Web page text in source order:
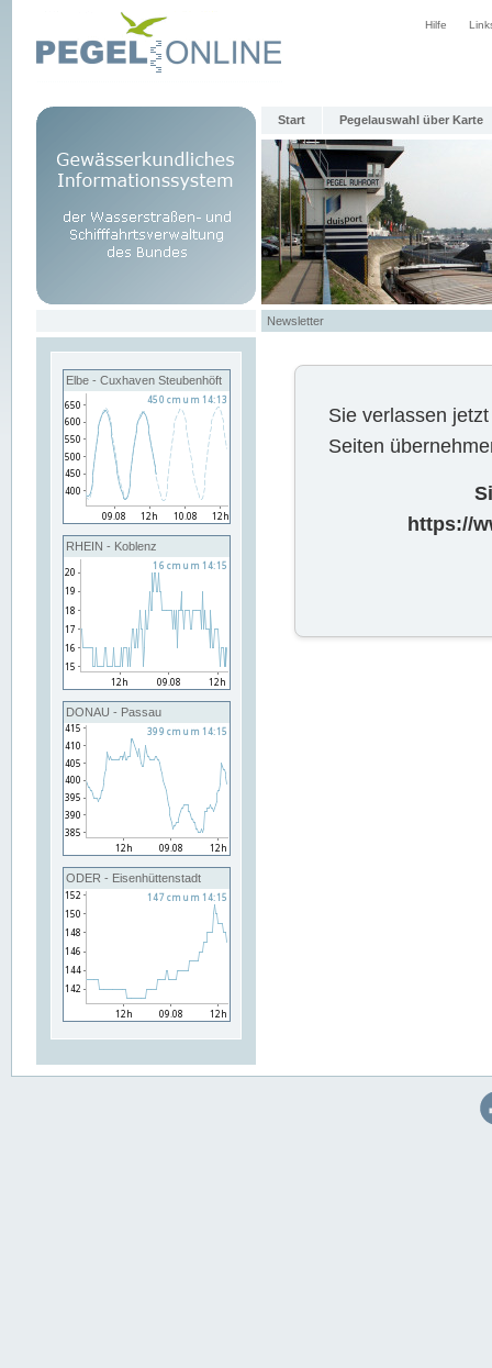
Hilfe
Start Pegelauswahl über Karte
Newsletter
Elbe - Cuxhaven Steubenhöft
RHEIN - Koblenz
DONAU - Passau
ODER - Eisenhüttenstadt
Sie verlassen
Seiten
https://